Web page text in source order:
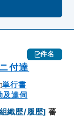
件名
付達
単行書
及達伺
組織歴/履歴] 蕃